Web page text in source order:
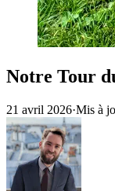
Notre Tour
21 avril 2026·Mis à